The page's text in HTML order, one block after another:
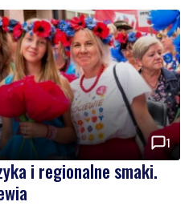
1
i regionalne smaki.